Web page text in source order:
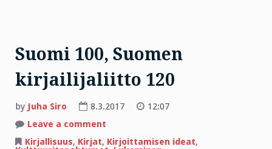
Suomi 100, Suomen
kirjailijaliitto 120
by Juha Siro 8.3.2017
12:07
Leave a comment
100,
Kirjallisuus, Kirjat, Kirjoittamisen ideat,